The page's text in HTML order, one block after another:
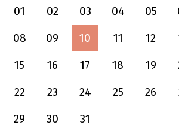
01
02 03 04 05
08
09 10 11 12
15
16 17 18 19
22
23 24 25 26
29
30 31